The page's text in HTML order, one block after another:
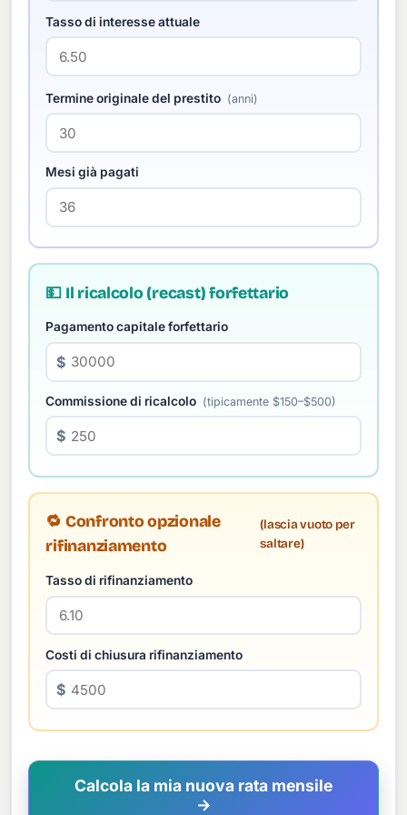
Tasso di interesse attuale
Termine originale del prestito (anni)
Mesi già pagati
💵 Il ricalcolo (recast) forfettario
Pagamento capitale forfettario
$
Commissione di ricalcolo (tipicamente $150–$500)
$
🔁 Confronto opzionale
rifinanziamento
(lascia vuoto per
saltare)
Tasso di rifinanziamento
Costi di chiusura rifinanziamento
$
Calcola la mia nuova rata mensile
→